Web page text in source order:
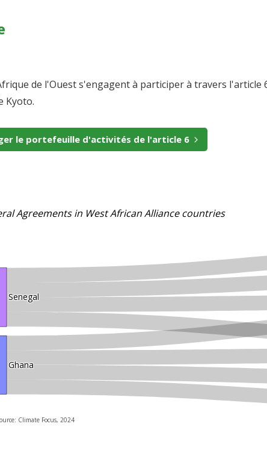
de l'Ouest s'engagent à participer à travers
Kyoto.
le portefeuille d'activités de l'article 6
Ghana
Senegal
Agreements in West African Alliance countries
Climate Focus, 2024